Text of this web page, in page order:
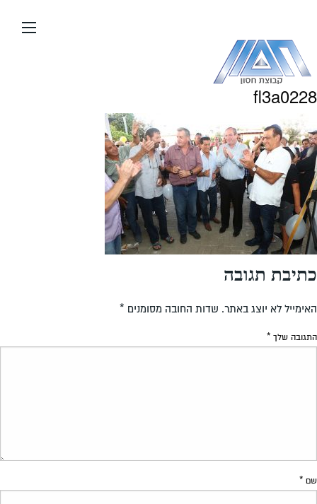
העמוד
fl3a0228
כתיבת תגובה
האימייל לא יוצג באתר. שדות החובה מסומנים *
התגובה שלך *
שם *